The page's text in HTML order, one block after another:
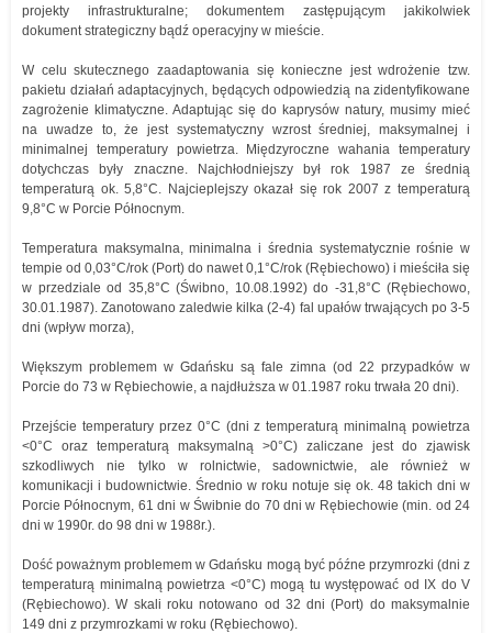
projekty infrastrukturalne; dokumentem zastępującym jakikolwiek
dokument strategiczny bądź operacyjny w mieście.
W celu skutecznego zaadaptowania się konieczne jest wdrożenie tzw.
pakietu działań adaptacyjnych, będących odpowiedzią na zidentyfikowane
zagrożenie klimatyczne. Adaptując się do kaprysów natury, musimy mieć
na uwadze to, że jest systematyczny wzrost średniej, maksymalnej i
minimalnej temperatury powietrza. Międzyroczne wahania temperatury
dotychczas były znaczne. Najchłodniejszy był rok 1987 ze średnią
temperaturą ok. 5,8°C. Najcieplejszy okazał się rok 2007 z temperaturą
9,8°C w Porcie Północnym.
Temperatura maksymalna, minimalna i średnia systematycznie rośnie w
tempie od 0,03°C/rok (Port) do nawet 0,1°C/rok (Rębiechowo) i mieściła się
w przedziale od 35,8°C (Świbno, 10.08.1992) do -31,8°C (Rębiechowo,
30.01.1987). Zanotowano zaledwie kilka (2-4) fal upałów trwających po 3-5
dni (wpływ morza),
Większym problemem w Gdańsku są fale zimna (od 22 przypadków w
Porcie do 73 w Rębiechowie, a najdłuższa w 01.1987 roku trwała 20 dni).
Przejście temperatury przez 0°C (dni z temperaturą minimalną powietrza
<0°C oraz temperaturą maksymalną >0°C) zaliczane jest do zjawisk
szkodliwych nie tylko w rolnictwie, sadownictwie, ale również w
komunikacji i budownictwie. Średnio w roku notuje się ok. 48 takich dni w
Porcie Północnym, 61 dni w Świbnie do 70 dni w Rębiechowie (min. od 24
dni w 1990r. do 98 dni w 1988r.).
Dość poważnym problemem w Gdańsku mogą być późne przymrozki (dni z
temperaturą minimalną powietrza <0°C) mogą tu występować od IX do V
(Rębiechowo). W skali roku notowano od 32 dni (Port) do maksymalnie
149 dni z przymrozkami w roku (Rębiechowo).